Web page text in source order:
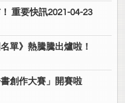
重要快訊2021-04-23
單》熱騰騰出爐啦！
創作大賽」開賽啦